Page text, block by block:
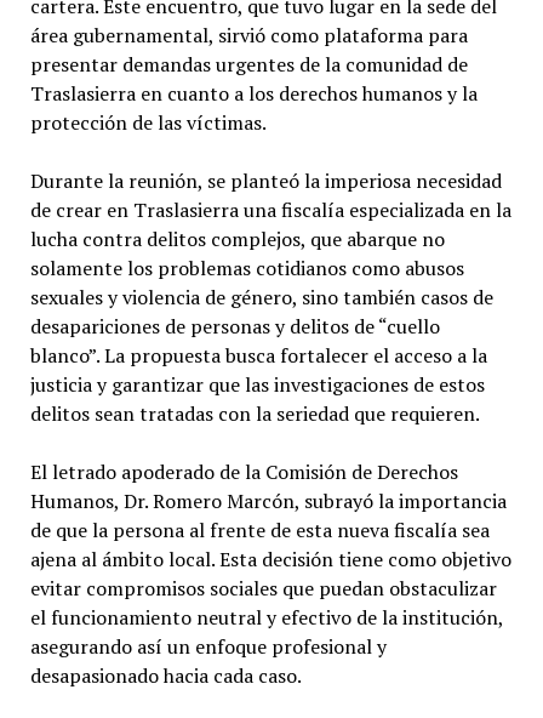
cartera. Este encuentro, que tuvo lugar en la sede del
área gubernamental, sirvió como plataforma para
presentar demandas urgentes de la comunidad de
Traslasierra en cuanto a los derechos humanos y la
protección de las víctimas.
Durante la reunión, se planteó la imperiosa necesidad
de crear en Traslasierra una fiscalía especializada en la
lucha contra delitos complejos, que abarque no
solamente los problemas cotidianos como abusos
sexuales y violencia de género, sino también casos de
desapariciones de personas y delitos de “cuello
blanco”. La propuesta busca fortalecer el acceso a la
justicia y garantizar que las investigaciones de estos
delitos sean tratadas con la seriedad que requieren.
El letrado apoderado de la Comisión de Derechos
Humanos, Dr. Romero Marcón, subrayó la importancia
de que la persona al frente de esta nueva fiscalía sea
ajena al ámbito local. Esta decisión tiene como objetivo
evitar compromisos sociales que puedan obstaculizar
el funcionamiento neutral y efectivo de la institución,
asegurando así un enfoque profesional y
desapasionado hacia cada caso.